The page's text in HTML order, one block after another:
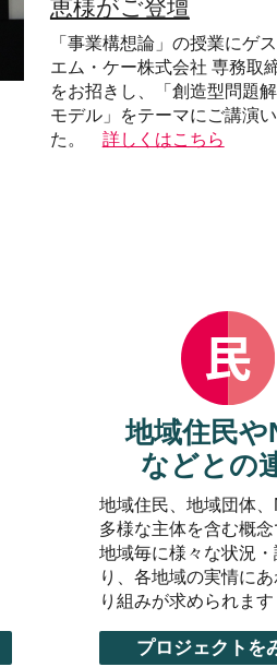
恵様がご登壇
「事業構想論」の授業にゲ
エム・ケー株式会社 専務取
をお招きし、「創造型問題
モデル」をテーマにご講演
た。
詳しくはこちら
地域住民や
などとの
地域住民、地域団体
多様な主体を含む概
地域毎に様々な状況
り、各地域の実情に
り組みが求められます
プロジェクトを